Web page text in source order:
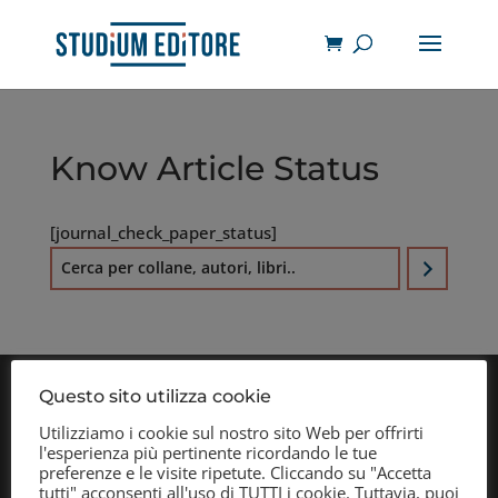
Know Article Status
[journal_check_paper_status]
e
Questo sito utilizza cookie
Utilizziamo i cookie sul nostro sito Web per offrirti
l'esperienza più pertinente ricordando le tue
preferenze e le visite ripetute. Cliccando su "Accetta
tutti" acconsenti all'uso di TUTTI i cookie. Tuttavia, puoi